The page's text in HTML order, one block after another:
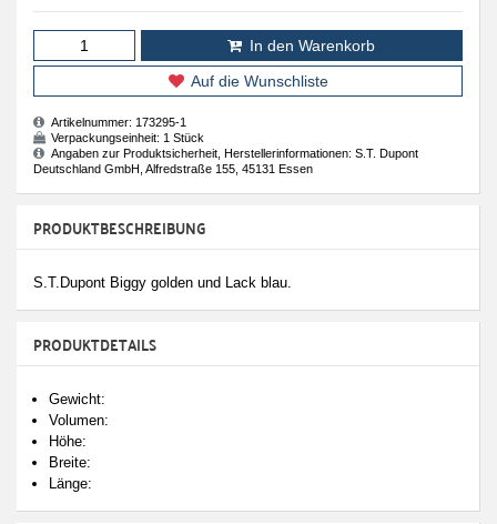
In den Warenkorb
Auf die Wunschliste
Artikelnummer: 173295-1
Verpackungseinheit: 1 Stück
Angaben zur Produktsicherheit, Herstellerinformationen: S.T. Dupont
Deutschland GmbH, Alfredstraße 155, 45131 Essen
PRODUKTBESCHREIBUNG
S.T.Dupont Biggy golden und Lack blau.
PRODUKTDETAILS
Gewicht:
Volumen:
Höhe:
Breite:
Länge: